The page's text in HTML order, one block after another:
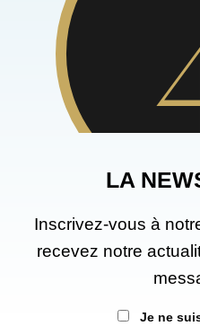
LA
Inscrivez-vous à
recevez notre
Je ne